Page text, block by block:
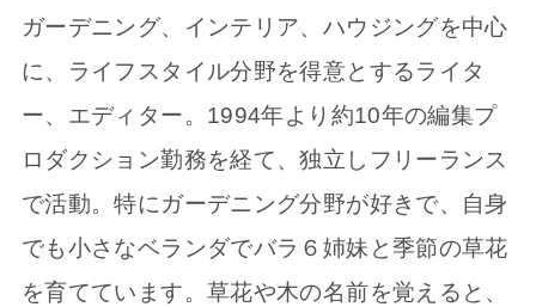
ガーデニング、インテリア、ハウジングを中心
に、ライフスタイル分野を得意とするライタ
ー、エディター。1994年より約10年の編集プ
ロダクション勤務を経て、独立しフリーランス
で活動。特にガーデニング分野が好きで、自身
でも小さなベランダでバラ６姉妹と季節の草花
を育てています。草花や木の名前を覚えると、